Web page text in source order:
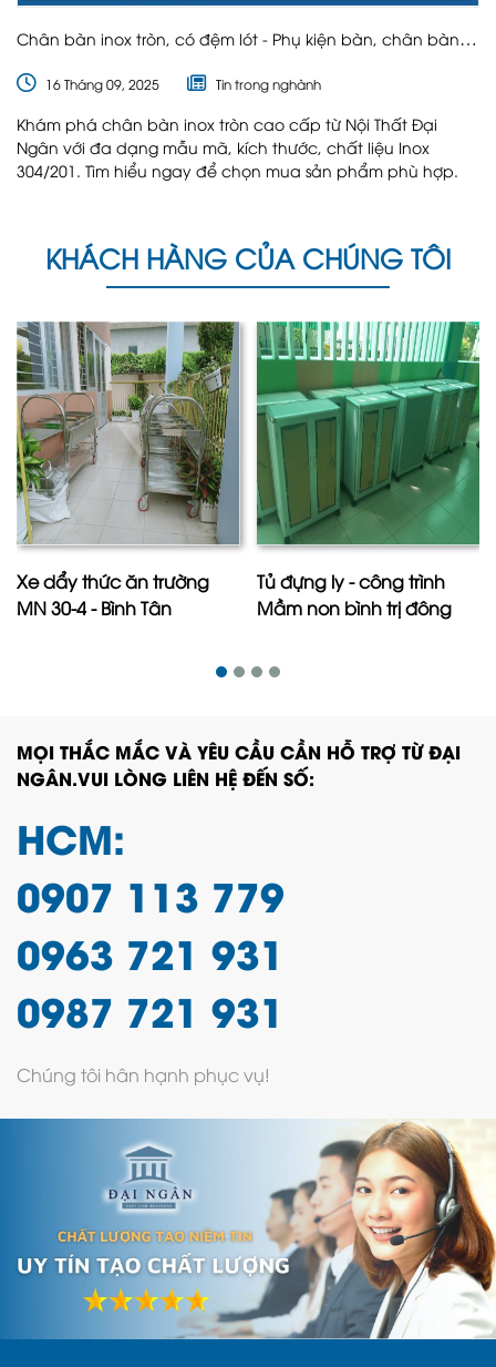
Chân bàn inox tròn, có đệm lót - Phụ kiện bàn, chân bàn,
16 Tháng 09, 2025 Tin trong nghành
Khám phá chân bàn inox tròn cao cấp từ Nội Thất Đại
Ngân với đa dạng mẫu mã, kích thước, chất liệu Inox
304/201. Tìm hiểu ngay để chọn mua sản phẩm phù hợp.
KHÁCH HÀNG CỦA CHÚNG TÔI
Xe dẩy thức ăn trường
MN 30-4 - Bình Tân
Tủ đựng ly - công trình
Mầm non bình trị đông
MỌI THẮC MẮC VÀ YÊU CẦU CẦN HỖ TRỢ TỪ ĐẠI
NGÂN.VUI LÒNG LIÊN HỆ ĐẾN SỐ:
HCM:
0907 113 779
0963 721 931
0987 721 931
Chúng tôi hân hạnh phục vụ!